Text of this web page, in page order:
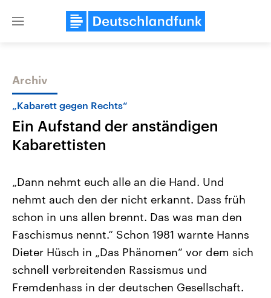
Close
Themen
Landtagswahl Sachsen-Anhalt
2026
Alle Informationen
Sachsen-Anhalt wählt am 6.
September 2026 einen neuen
Landtag. Seit 2021 wird das
Bundesland von einer Koalition aus
Umfragen, Prognosen,
Aktuelle Beiträge,
Hintergründe
Wirtschaftlich und
gehören die Vereinigten
den mächtigsten Ländern
mit großem Einfluss auf
Archiv
„Kabarett gegen Rechts“
Ein Aufstand der anständigen
Kabarettisten
„Dann nehmt euch alle an die Hand. Und
nehmt auch den der nicht erkannt. Dass früh
schon in uns allen brennt. Das was man den
Faschismus nennt.“ Schon 1981 warnte Hanns
Dieter Hüsch in „Das Phänomen“ vor dem sich
schnell verbreitenden Rassismus und
Fremdenhass in der deutschen Gesellschaft.